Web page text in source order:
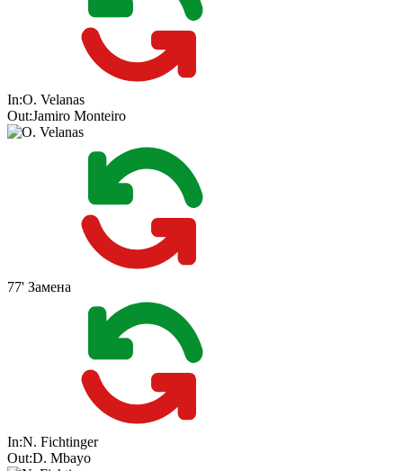
In:O. Velanas
Out:Jamiro Monteiro
77' Замена
In:N. Fichtinger
Out:D. Mbayo